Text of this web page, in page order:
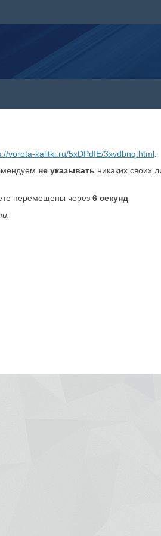
vorota-kalitki.ru/5xDPdIE/3xvdbnq.html.
не указывать никаких своих
перемещены через 6секунд